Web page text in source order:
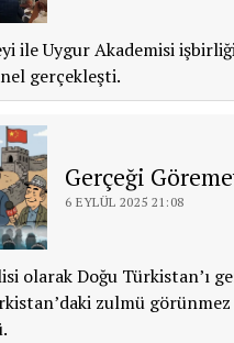
ile Uygur Akademisi
gerçekleşti.
Gerçeği
6 EYLÜL 2025 21:08
olarak Doğu Türkistan’ı
zulmü